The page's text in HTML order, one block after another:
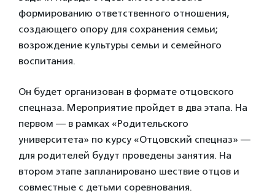
формированию ответственного отношения,
создающего опору для сохранения семьи;
возрождение культуры семьи и семейного
воспитания.
Он будет организован в формате отцовского
спецназа. Мероприятие пройдет в два этапа. На
первом — в рамках «Родительского
университета» по курсу «Отцовский спецназ» —
для родителей будут проведены занятия. На
втором этапе запланировано шествие отцов и
совместные с детьми соревнования.